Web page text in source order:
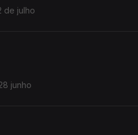
de julho
junho